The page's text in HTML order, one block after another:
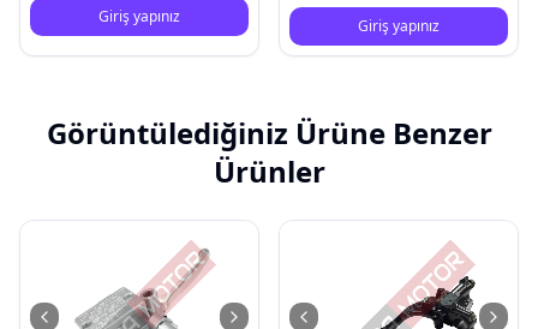
Giriş yapınız
Giriş yapınız
Görüntülediğiniz Ürüne Benzer
Ürünler